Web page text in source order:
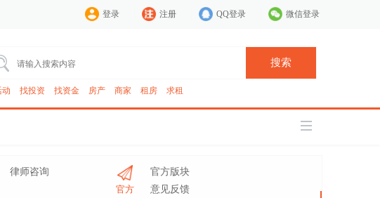
登录 注册 QQ登录 微信登录
搜索
动 找投资 找资金 房产 商家 租房 求租
律师咨询
官方
官方版块
意见反馈